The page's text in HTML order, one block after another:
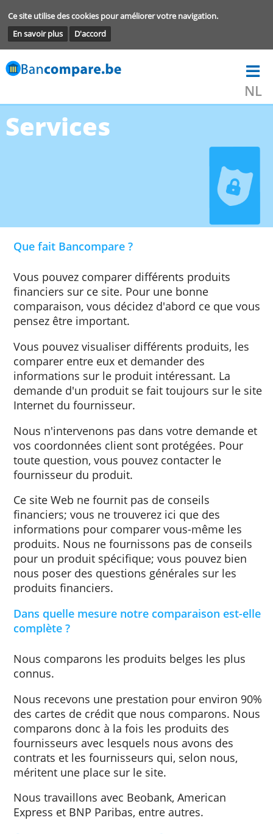
Ce site utilise des cookies pour améliorer votre navigation.
En savoir plus
D'accord
Services
Que fait Bancompare ?
Vous pouvez comparer différents produits
financiers sur ce site. Pour une bonne
comparaison, vous décidez d'abord ce que
pensez être important.
Vous pouvez visualiser différents produits,
comparer entre eux et demander des
informations sur le produit intéressant. La
demande d'un produit se fait toujours sur
Internet du fournisseur.
vos coordonnées client sont protégées.
toute question, vous pouvez contacter le
fournisseur du produit.
Ce site Web ne fournit pas de conseils
financiers; vous ne trouverez ici que des
produits. Nous ne fournissons pas de
pour un produit spécifique; vous pouvez
nous poser des questions générales sur les
produits financiers.
Dans quelle mesure notre comparaison
complète ?
Nous comparons les produits belges les
connus.
Nous recevons une prestation pour environ
des cartes de crédit que nous comparons.